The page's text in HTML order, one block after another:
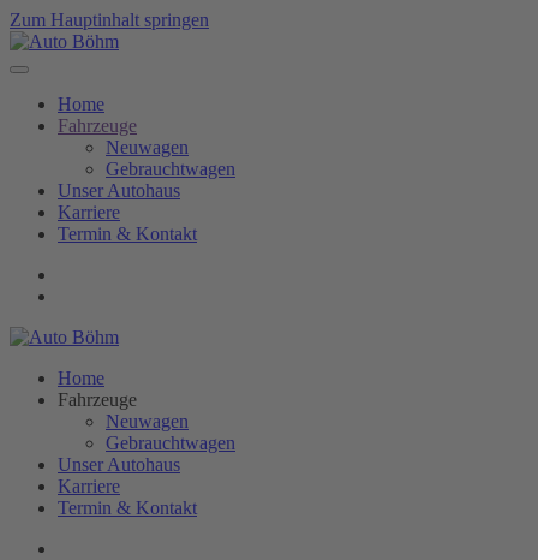
Zum Hauptinhalt springen
Home
Fahrzeuge
Neuwagen
Gebrauchtwagen
Unser Autohaus
Karriere
Termin & Kontakt
Home
Fahrzeuge
Neuwagen
Gebrauchtwagen
Unser Autohaus
Karriere
Termin & Kontakt